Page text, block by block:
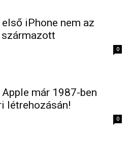
iPhone nem az
0
már 1987-ben
létrehozásán!
0